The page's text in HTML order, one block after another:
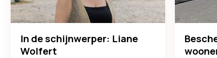
In de schijnwerper: Liane
Wolfert